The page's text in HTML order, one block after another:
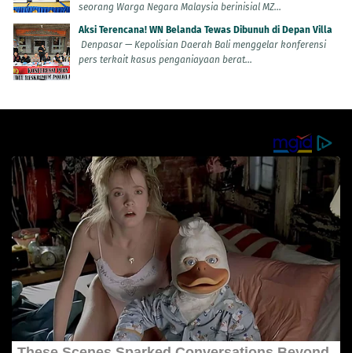
seorang Warga Negara Malaysia berinisial MZ...
Aksi Terencana! WN Belanda Tewas Dibunuh di Depan Villa
Denpasar — Kepolisian Daerah Bali menggelar konferensi
pers terkait kasus penganiayaan berat...